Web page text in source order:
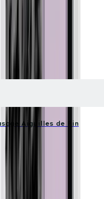
Aiguilles de Pin